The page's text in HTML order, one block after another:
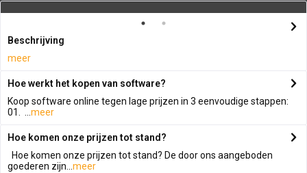
Beschrijving
meer
Hoe werkt het kopen van software?
Koop software online tegen lage prijzen in 3 eenvoudige stappen:
01. ... meer
Hoe komen onze prijzen tot stand?
Hoe komen onze prijzen tot stand? De door ons aangeboden
goederen zijn... meer